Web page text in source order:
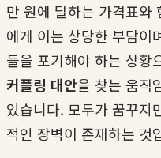
만 원에 달하는 가격표와
에게 이는 상당한 부담이
들을 포기해야 하는 상황
커플링 대안을 찾는 움직
있습니다. 모두가 꿈꾸지
적인 장벽이 존재하는 것